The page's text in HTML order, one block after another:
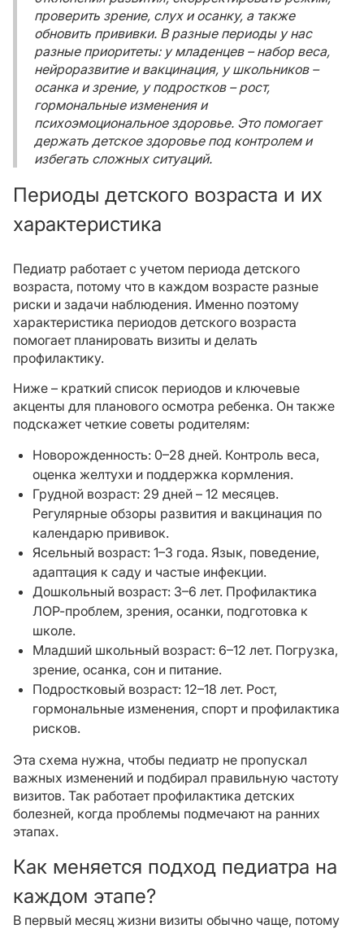
проверить зрение, слух и осанку, а также
обновить прививки. В разные периоды у нас
разные приоритеты: у младенцев – набор веса,
нейроразвитие и вакцинация, у школьников –
осанка и зрение, у подростков – рост,
гормональные изменения и
психоэмоциональное здоровье. Это помогает
держать детское здоровье под контролем и
избегать сложных ситуаций.
Периоды детского возраста и их
характеристика
Педиатр работает с учетом периода детского
возраста, потому что в каждом возрасте разные
риски и задачи наблюдения. Именно поэтому
характеристика периодов детского возраста
помогает планировать визиты и делать
профилактику.
Ниже – краткий список периодов и ключевые
акценты для планового осмотра ребенка. Он также
подскажет четкие советы родителям:
Новорожденность: 0–28 дней. Контроль веса,
оценка желтухи и поддержка кормления.
Грудной возраст: 29 дней – 12 месяцев.
Регулярные обзоры развития и вакцинация по
календарю прививок.
Ясельный возраст: 1–3 года. Язык, поведение,
адаптация к саду и частые инфекции.
Дошкольный возраст: 3–6 лет. Профилактика
ЛОР-проблем, зрения, осанки, подготовка к
школе.
Младший школьный возраст: 6–12 лет. Погрузка,
зрение, осанка, сон и питание.
Подростковый возраст: 12–18 лет. Рост,
гормональные изменения, спорт и профилактика
рисков.
Эта схема нужна, чтобы педиатр не пропускал
важных изменений и подбирал правильную частоту
визитов. Так работает профилактика детских
болезней, когда проблемы подмечают на ранних
этапах.
Как меняется подход педиатра на
каждом этапе?
В первый месяц жизни визиты обычно чаще, потому